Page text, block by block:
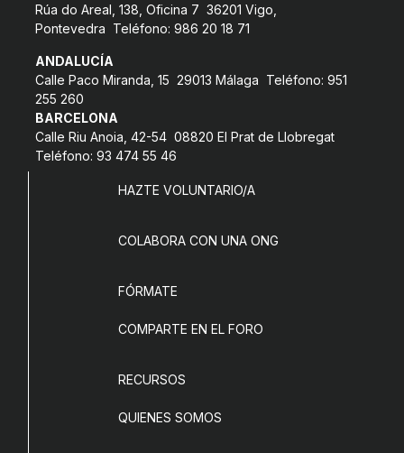
Rúa do Areal, 138, Oficina 7 36201 Vigo,
Pontevedra Teléfono: 986 20 18 71
ANDALUCÍA
Calle Paco Miranda, 15 29013 Málaga Teléfono: 951
255 260
BARCELONA
Calle Riu Anoia, 42-54 08820 El Prat de Llobregat
Teléfono: 93 474 55 46
HAZTE VOLUNTARIO/A
COLABORA CON UNA ONG
FÓRMATE
COMPARTE EN EL FORO
RECURSOS
QUIENES SOMOS